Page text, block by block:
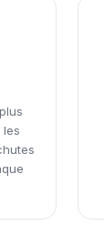
les